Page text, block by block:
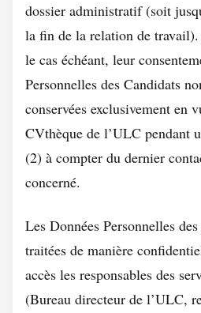
dossier administratif (soit
la fin de la relation de
le cas échéant, leur
Personnelles des Candidats
conservées exclusivement en
CVthèque de l’ULC pendant
(2) à compter du dernier
concerné.
Les Données Personnelles
traitées de manière
accès les responsables des
(Bureau directeur de l’ULC,